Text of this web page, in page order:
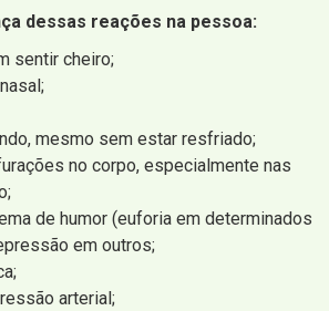
dessas reações na pessoa:
sentir cheiro;
mesmo sem estar resfriado;
no corpo, especialmente nas
de humor (euforia em determinados
em outros;
arterial;